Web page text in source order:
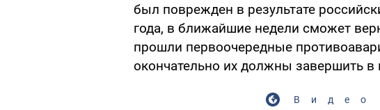
был поврежден в результате
года, в ближайшие недели сможет
прошли первоочередные
окончательно их должны завершить в
Видео